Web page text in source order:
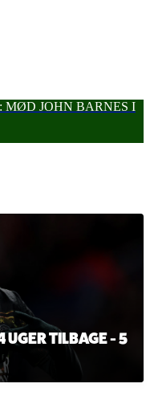
MØD JOHN BARNES I
UGER TILBAGE - 5